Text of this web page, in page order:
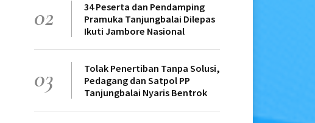
02
34 Peserta dan Pendamping
Pramuka Tanjungbalai Dilepas
Ikuti Jambore Nasional
03
Tolak Penertiban Tanpa Solusi,
Pedagang dan Satpol PP
Tanjungbalai Nyaris Bentrok